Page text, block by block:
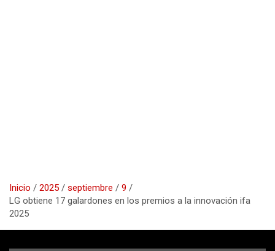
Inicio 2025 septiembre
9
LG obtiene 17 galardones en los premios a la innovación ifa
2025